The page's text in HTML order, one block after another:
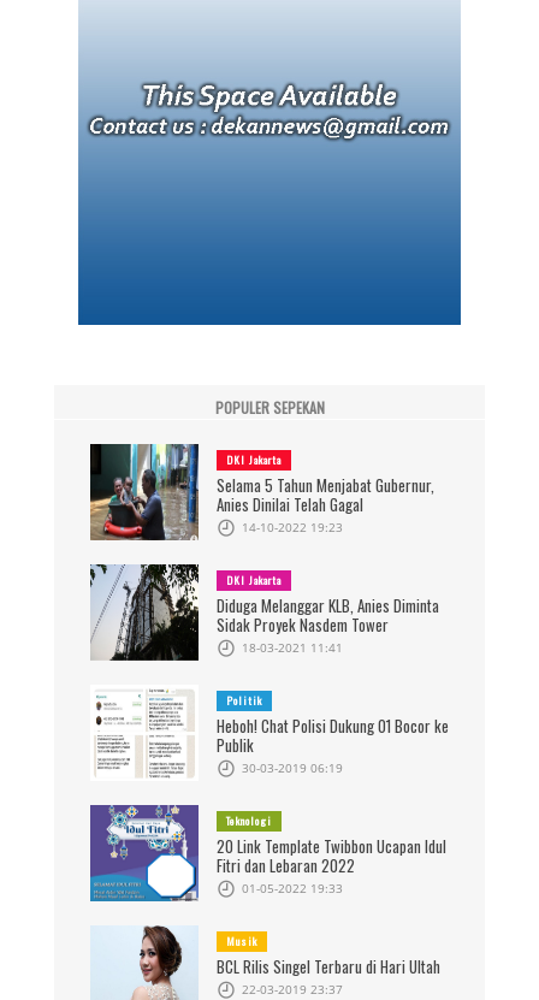
POPULER SEPEKAN
DKI Jakarta
Selama 5 Tahun Menjabat Gubernur,
Anies Dinilai Telah Gagal
14-10-2022 19:23
DKI Jakarta
Diduga Melanggar KLB, Anies Diminta
Sidak Proyek Nasdem Tower
18-03-2021 11:41
Politik
Heboh! Chat Polisi Dukung 01 Bocor ke
Publik
30-03-2019 06:19
Teknologi
20 Link Template Twibbon Ucapan Idul
Fitri dan Lebaran 2022
01-05-2022 19:33
Musik
BCL Rilis Singel Terbaru di Hari Ultah
22-03-2019 23:37